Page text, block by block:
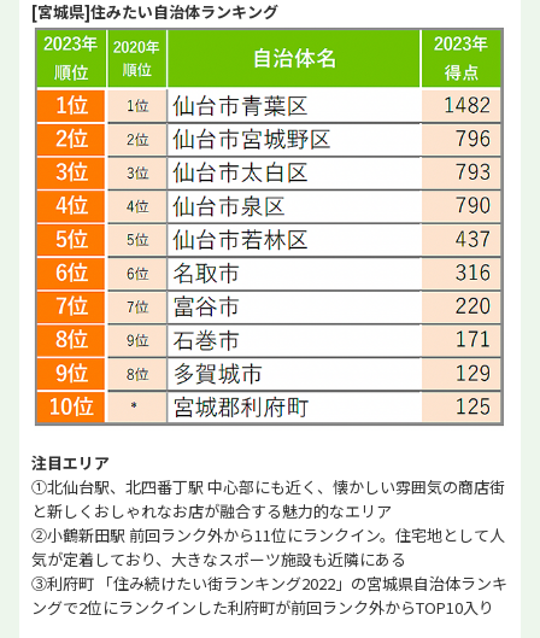
[宮城県]住みたい自治体ランキング
注目エリア
①北仙台駅、北四番丁駅 中心部にも近く、懐かしい雰囲気の商店街
と新しくおしゃれなお店が融合する魅力的なエリア
②小鶴新田駅 前回ランク外から11位にランクイン。住宅地として人
気が定着しており、大きなスポーツ施設も近隣にある
③利府町 「住み続けたい街ランキング2022」の宮城県自治体ランキ
ングで2位にランクインした利府町が前回ランク外からTOP10入り